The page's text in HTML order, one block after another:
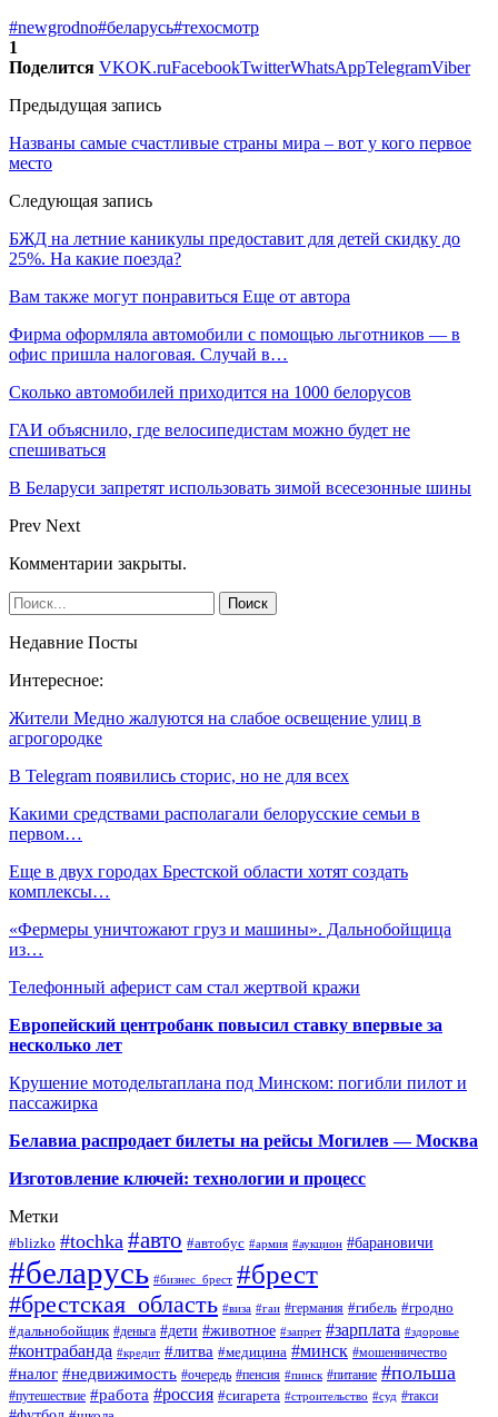
#newgrodno#беларусь#техосмотр
1
Поделится VKOK.ruFacebookTwitterWhatsAppTelegramViber
Предыдущая запись
Названы самые счастливые страны мира – вот у кого первое
место
Следующая запись
БЖД на летние каникулы предоставит для детей скидку до
25%. На какие поезда?
Вам также могут понравиться Еще от автора
Фирма оформляла автомобили с помощью льготников — в
офис пришла налоговая. Случай в…
Сколько автомобилей приходится на 1000 белорусов
ГАИ объяснило, где велосипедистам можно будет не
спешиваться
В Беларуси запретят использовать зимой всесезонные шины
Prev Next
Комментарии закрыты.
Недавние Посты
Интересное:
Жители Медно жалуются на слабое освещение улиц в
агрогородке
В Telegram появились сторис, но не для всех
Какими средствами располагали белорусские семьи в
первом…
Еще в двух городах Брестской области хотят создать
комплексы…
«Фермеры уничтожают груз и машины». Дальнобойщица
из…
Телефонный аферист сам стал жертвой кражи
Европейский центробанк повысил ставку впервые за
несколько лет
Крушение мотодельтаплана под Минском: погибли пилот и
пассажирка
Белавиа распродает билеты на рейсы Могилев — Москва
Изготовление ключей: технологии и процесс
Метки
#blizko #tochka #авто #автобус #армия #аукцион #барановичи
#беларусь #бизнес_брест #брест
#брестская_область #виза #гаи #германия #гибель #гродно
#дальнобойщик #деньга #дети #животное #запрет #зарплата #здоровье
#контрабанда #кредит #литва #медицина #минск #мошенничество
#налог #недвижимость #очередь #пенсия #пинск #питание #польша
#путешествие #работа #россия #сигарета #строительство #суд #такси